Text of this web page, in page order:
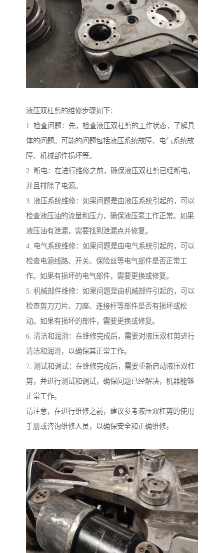
液压双杠剪的维修步骤如下：
1. 检查问题：先，检查液压双杠剪的工作状态，了解具
体的问题。可能的问题包括液压系统故障、电气系统故
障、机械部件损坏等。
2. 断电：在进行维修之前，确保液压双杠剪已经断电，
并且排除了电源。
3. 液压系统维修：如果问题是由液压系统引起的，可以
检查液压油的流量和压力，确保液压泵工作正常。如果
液压油有泄漏，需要找到泄漏点并修复。
4. 电气系统维修：如果问题是由电气系统引起的，可以
检查电源线路、开关、保险丝等电气部件是否正常工
作。如果有损坏的电气部件，需要更换或修复。
5. 机械部件维修：如果问题是由机械部件引起的，可以
检查剪刀刀片、刀座、连接杆等部件是否有损坏或松
动。如果有损坏的部件，需要更换或修复。
6. 清洁和润滑：在维修完成后，需要对液压双杠剪进行
清洁和润滑，以确保其正常工作。
7. 测试和调试：在维修完成后，需要重新启动液压双杠
剪，并进行测试和调试，确保问题已经解决，机器能够
正常工作。
请注意，在进行维修之前，建议参考液压双杠剪的使用
手册或咨询维修人员，以确保安全和正确维修。